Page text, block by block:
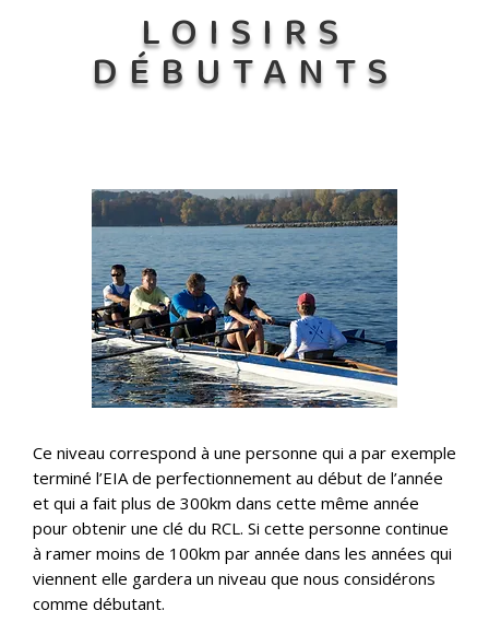
LOISIRS
DÉBUTANTS
Ce niveau correspond à une personne qui a par exemple
terminé l’EIA de perfectionnement au début de l’année
et qui a fait plus de 300km dans cette même année
pour obtenir une clé du RCL. Si cette personne continue
à ramer moins de 100km par année dans les années qui
viennent elle gardera un niveau que nous considérons
comme débutant.